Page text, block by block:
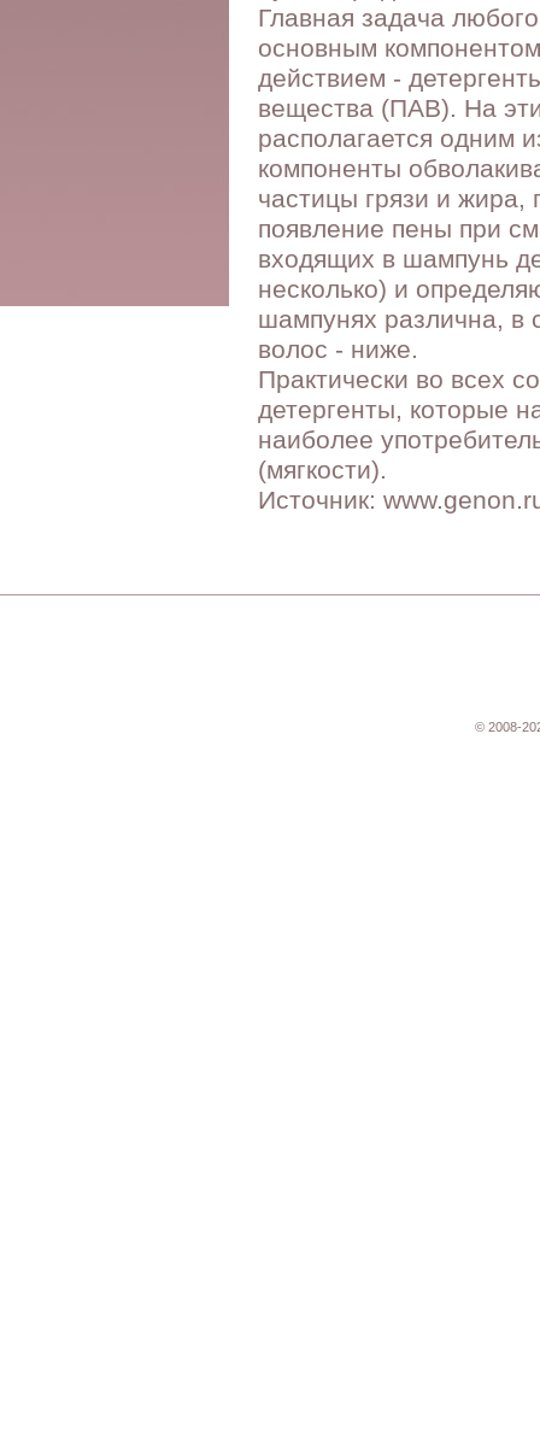
Главная задача
основным
действием -
вещества (ПАВ). На
располагается одним
компоненты
частицы грязи и
появление пены при
входящих в шампунь
несколько) и
шампунях различна, в
волос - ниже.
Практически во всех
детергенты, которые
наиболее
(мягкости).
Источник:
© 2008-